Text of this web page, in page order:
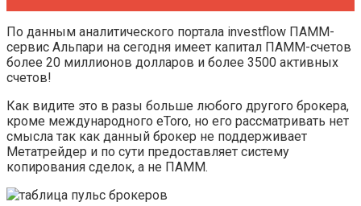
По данным аналитического портала investflow ПАММ-
сервис Альпари на сегодня имеет капитал ПАММ-счетов
более 20 миллионов долларов и более 3500 активных
счетов!
Как видите это в разы больше любого другого брокера,
кроме международного eToro, но его рассматривать нет
смысла так как данный брокер не поддерживает
Метатрейдер и по сути предоставляет систему
копирования сделок, а не ПАММ.